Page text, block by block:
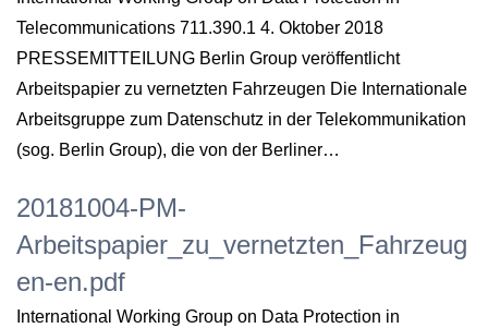
Telecommunications 711.390.1 4. Oktober 2018
PRESSEMITTEILUNG Berlin Group veröffentlicht
Arbeitspapier zu vernetzten Fahrzeugen Die Internationale
Arbeitsgruppe zum Datenschutz in der Telekommunikation
(sog. Berlin Group), die von der Berliner…
20181004-PM-
Arbeitspapier_zu_vernetzten_Fahrzeug
en-en.pdf
International Working Group on Data Protection in